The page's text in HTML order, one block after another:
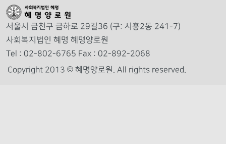
서울시 금천구 금하로 29길36 (구: 시흥2동 241-7)
사회복지법인 혜명 혜명양로원
Tel : 02-802-6765 Fax : 02-892-2068
Copyright 2013 © 혜명양로원. All rights reserved.